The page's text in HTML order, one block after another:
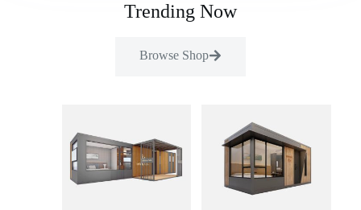
Trending Now
Browse Shop